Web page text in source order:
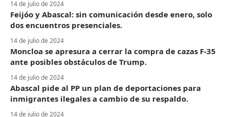
14 de julio de 2024
Feijóo y Abascal: sin comunicación desde enero, solo
dos encuentros presenciales.
14 de julio de 2024
Moncloa se apresura a cerrar la compra de cazas F-35
ante posibles obstáculos de Trump.
14 de julio de 2024
Abascal pide al PP un plan de deportaciones para
inmigrantes ilegales a cambio de su respaldo.
14 de julio de 2024